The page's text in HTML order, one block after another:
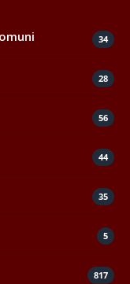
34
28
56
44
35
5
817